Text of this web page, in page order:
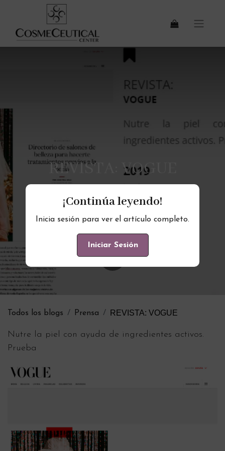
REVISTA: VOGUE
Todos los blogs Prensa REVISTA: VOGUE
Nutre la piel con ayuda de ingredientes activos.
Prueba
¡Continúa leyendo!
Inicia sesión para ver el artículo completo.
Iniciar Sesión